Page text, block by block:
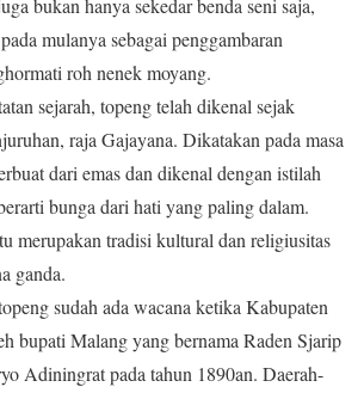
bukan hanya sekedar benda seni saja,
mulanya sebagai penggambaran
roh nenek moyang.
sejarah, topeng telah dikenal sejak
raja Gajayana. Dikatakan pada masa
dari emas dan dikenal dengan istilah
bunga dari hati yang paling dalam.
merupakan tradisi kultural dan religiusitas
ganda.
sudah ada wacana ketika Kabupaten
bupati Malang yang bernama Raden Sjarip
Adiningrat pada tahun 1890an. Daerah-